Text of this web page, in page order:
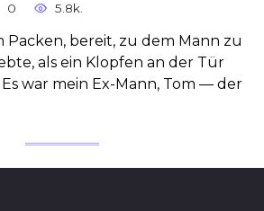
0 5.8k.
Packen, bereit, zu dem Mann zu
als ein Klopfen an der Tür
war mein Ex-Mann, Tom — der